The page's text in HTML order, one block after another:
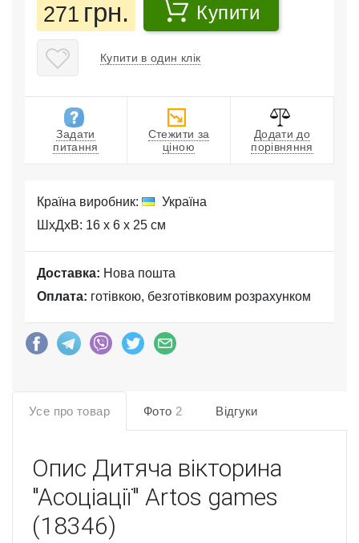
271 грн. Купити
Купити в один клік
Задати
питання
Стежити за
ціною
Додати до
порівняння
Країна виробник:
Україна
ШхДхВ: 16 x 6 x 25 см
Доставка: Нова пошта
Оплата: готівкою, безготівковим розрахунком
Усе про товар Фото 2 Відгуки
Опис Дитяча вікторина
"Асоціації" Artos games
(18346)